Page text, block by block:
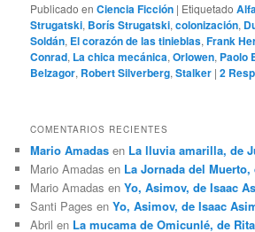
Publicado en Ciencia Ficción | Etiquetado
Strugatski, Borís Strugatski,colonización,
Soldán, El corazón de las tinieblas,Frank
Conrad, La chica mecánica,Orlowen, Paolo
Belzagor, Robert Silverberg,Stalker |2
COMENTARIOS RECIENTES
Mario Amadas en La lluvia amarilla, de
Mario Amadas en La Jornada del
Mario Amadas enYo, Asimov, de Isaac
Santi Pages enYo, Asimov, de Isaac
Abril en La mucama de Omicunlé, de